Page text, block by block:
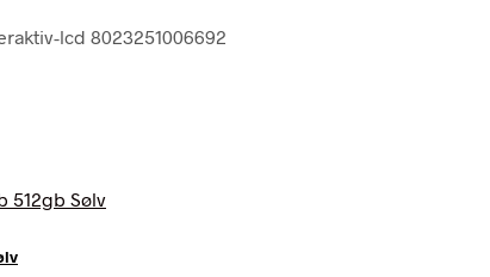
lcd 8023251006692